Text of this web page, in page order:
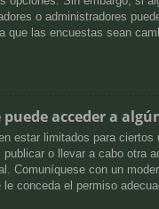
o administradores
que las encuestas sean
puede acceder a
estar limitados para ciertos
publicar o llevar a cabo otra
Comuníquese con un
conceda el permiso